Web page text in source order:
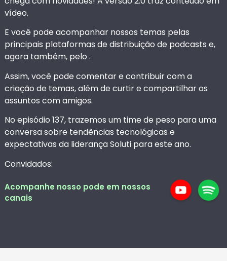
vídeo.
E você pode acompanhar nossos temas pelas
principais plataformas de distribuição de podcasts e,
agora também, pelo .
Assim, você pode comentar e contribuir com a
criação de temas, além de curtir e compartilhar os
assuntos com amigos.
No episódio 137, trazemos um time de peso para uma
conversa sobre tendências tecnológicas e
expectativas da liderança Soluti para este ano.
Convidados:
Acompanhe nosso pode em nossos
canais